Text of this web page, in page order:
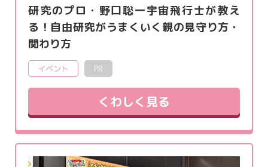
研究のプロ・野口聡一宇宙飛行士が教え
る！自由研究がうまくいく親の見守り方・
関わり方
イベント PR
くわしく見る